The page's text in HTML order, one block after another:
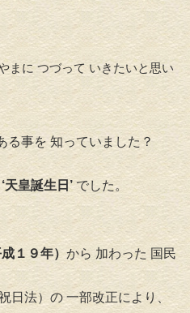
まに つづって いきたいと思い
る事を 知っていました？
‘天皇誕生日’でした。
１９年） から 加わった 国民
日法）の 一部改正により、